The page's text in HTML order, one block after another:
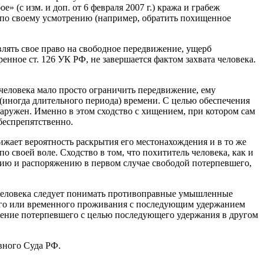
(с изм. и доп. от 6 февраля 2007 г.) кража и грабеж
своему усмотрению (например, обратить похищенное
свое право на свободное передвижение, ущерб
ст. 126 УК РФ, не завершается фактом захвата человека.
мало просто ограничить передвижение, ему
длительного периода) времени. С целью обеспечения
Именно в этом сходство с хищением, при котором сам
вероятность раскрытия его местонахождения и в то же
своей воле. Сходство в том, что похититель человека, как и
и распоряжению в первом случае свободой потерпевшего,
следует понимать противоправные умышленные
или временного проживания с последующим удержанием
потерпевшего с целью последующего удержания в другом
Суда РФ.